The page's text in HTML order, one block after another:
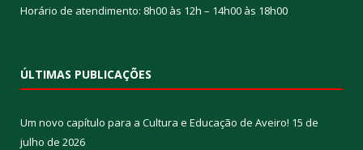
Horário de atendimento: 8h00 às 12h – 14h00 às 18h00
ÚLTIMAS PUBLICAÇÕES
Um novo capítulo para a Cultura e Educação de Aveiro! 15 de
julho de 2026